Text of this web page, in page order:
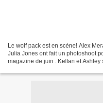
Le wolf pack est en scène! Alex
Julia Jones ont fait un photoshoot
magazine de juin : Kellan et